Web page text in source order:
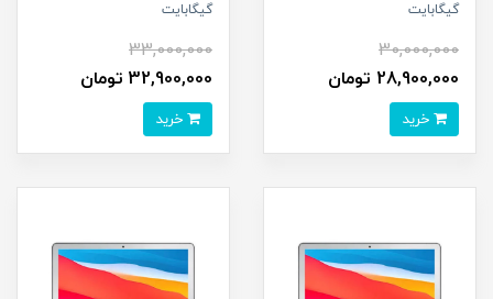
گیگابایت
30,000,000
28,900,000 تومان
گیگابایت
33,000,000
32,900,000 تومان